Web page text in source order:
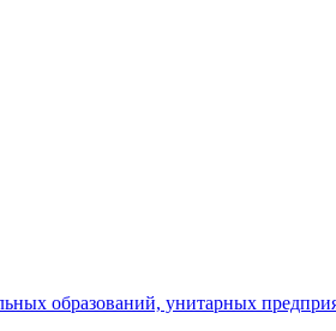
образований, унитарных